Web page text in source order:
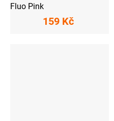
Fluo Pink
159 Kč